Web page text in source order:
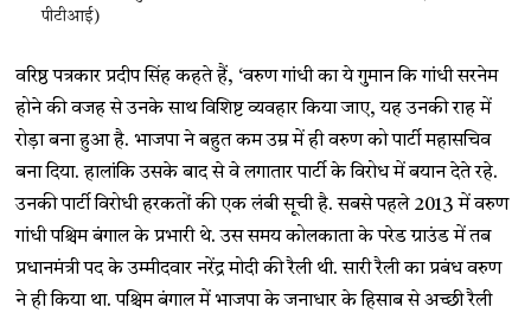
पीटीआई)
वरिष्ठ पत्रकार प्रदीप सिंह कहते हैं, ‘वरुण गांधी का ये गुमान कि गांधी सरनेम
होने की वजह से उनके साथ विशिष्ट व्यवहार किया जाए, यह उनकी राह में
रोड़ा बना हुआ है. भाजपा ने बहुत कम उम्र में ही वरुण को पार्टी महासचिव
बना दिया. हालांकि उसके बाद से वे लगातार पार्टी के विरोध में बयान देते रहे.
उनकी पार्टी विरोधी हरकतों की एक लंबी सूची है. सबसे पहले 2013 में वरुण
गांधी पश्चिम बंगाल के प्रभारी थे. उस समय कोलकाता के परेड ग्राउंड में तब
प्रधानमंत्री पद के उम्मीदवार नरेंद्र मोदी की रैली थी. सारी रैली का प्रबंध वरुण
ने ही किया था. पश्चिम बंगाल में भाजपा के जनाधार के हिसाब से अच्छी रैली